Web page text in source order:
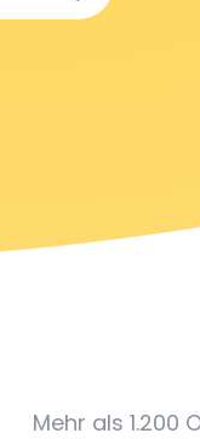
Mehr als